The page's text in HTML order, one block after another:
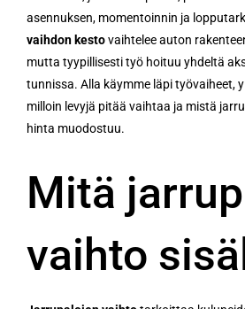
asennuksen, momentoinnin ja
vaihdon kestovaihtelee auton
mutta tyypillisesti työ hoituu yhdeltä
tunnissa. Alla käymme läpi työvaiheet,
milloin levyjä pitää vaihtaa ja mistä
hinta muodostuu.
Mitä
vaihto